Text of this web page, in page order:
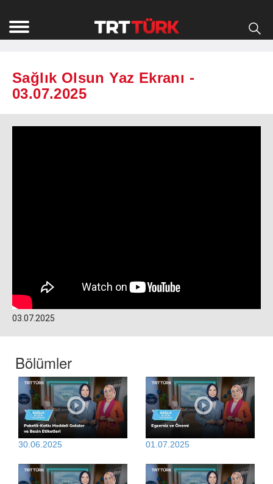
Sağlık Olsun Yaz Ekranı -
03.07.2025
03.07.2025
Bölümler
30.06.2025 01.07.2025